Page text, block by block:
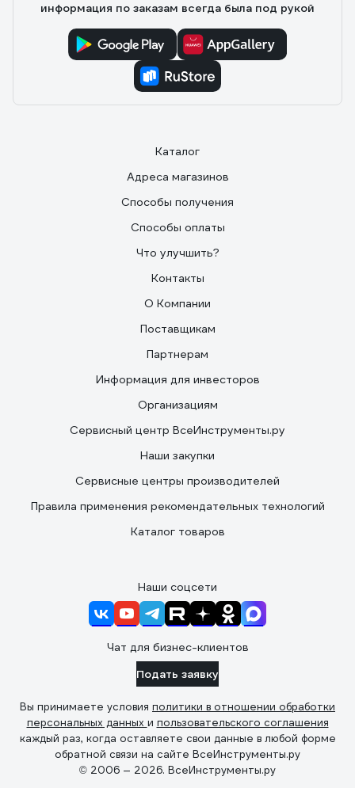
информация по заказам всегда была под рукой
Каталог
Адреса магазинов
Способы получения
Способы оплаты
Что улучшить?
Контакты
О Компании
Поставщикам
Партнерам
Информация для инвесторов
Организациям
Сервисный центр ВсеИнструменты.ру
Наши закупки
Сервисные центры производителей
Правила применения рекомендательных технологий
Каталог товаров
Наши соцсети
Чат для бизнес-клиентов
Подать заявку
Вы принимаете условия политики в отношении обработки
персональных данных и пользовательского соглашения
каждый раз, когда оставляете свои данные в любой форме
обратной связи на сайте ВсеИнструменты.ру
© 2006 — 2026. ВсеИнструменты.ру